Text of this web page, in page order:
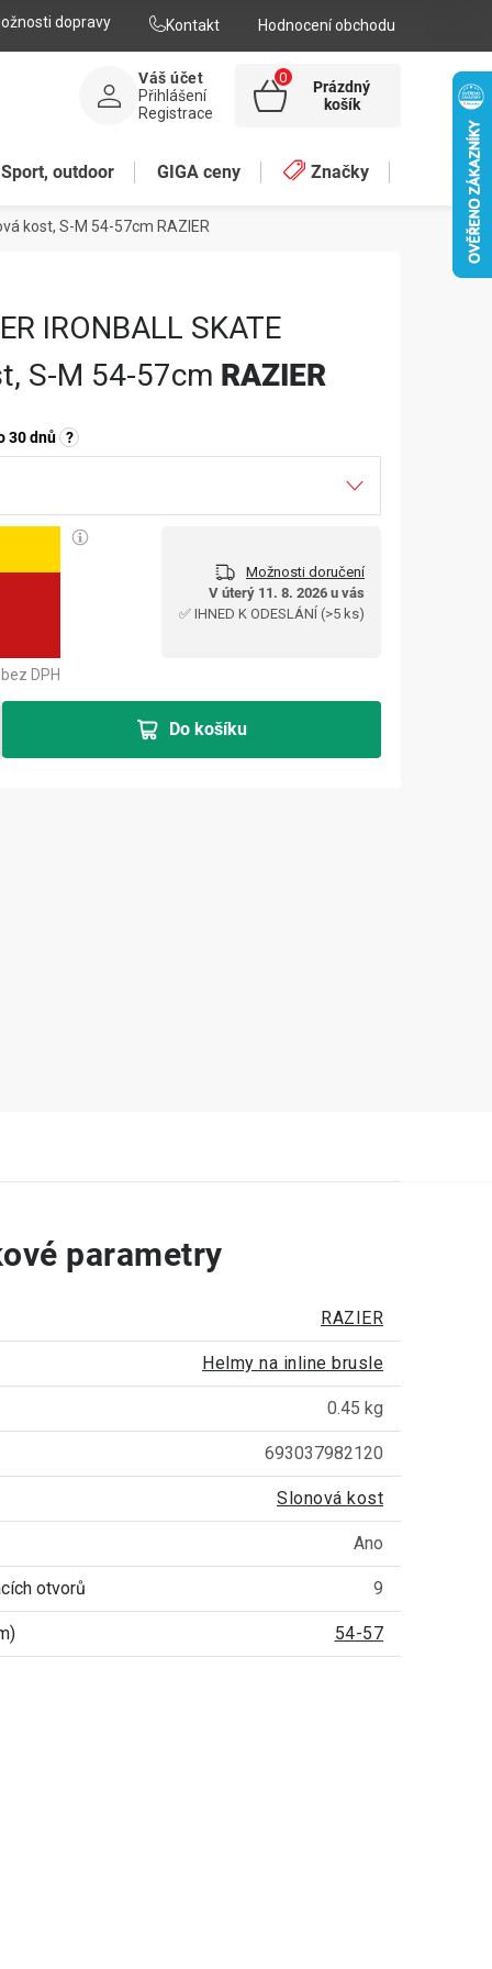
dopravy Kontakt Hodnocení obchodu
Váš účet
Přihlášení
Registrace
NÁKUPNÍ
Prázdný
košík
Sport, outdoor GIGA ceny Značky
kost, S-M 54-57cm RAZIER
IRONBALL SKATE
S-M 54-57cm RAZIER
30 dnů ?
Možnosti doručení
V úterý 11. 8. 2026 u vás
✅ IHNED K ODESLÁNÍ (>5 ks)
bez DPH
Do košíku
parametry
RAZIER
Helmy na inline brusle
0.45 kg
693037982120
Slonová kost
Ano
otvorů 9
54-57